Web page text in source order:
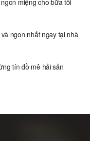
miệng cho bữa tối
ngon nhất ngay tại nhà
tín đồ mê hải sản